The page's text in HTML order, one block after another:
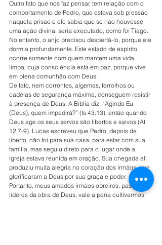
Outro fato que nos faz pensar, tem relação com o
comportamento de Pedro, que estava sob pressão
naquela prisão e ele sabia que se não houvesse
uma ação divina, seria executado, como foi Tiago.
No entanto, o anjo precisou despertá-lo, porque ele
dormia profundamente. Este estado de espírito
ocorre somente com quem mantem uma vida
limpa, cuja consciência está em paz, porque vive
em plena comunhão com Deus.
De fato, nem correntes, algemas, ferrolhos ou
cadeias de segurança máxima, conseguem resistir
à presença de Deus. A Bíblia diz: “Agindo Eu
(Deus), quem impedirá?” (Is 43.13), então quando
Deus age os seus servos são libertos e salvos (At
12.7-9). Lucas escreveu que Pedro, depois de
liberto, não foi para sua casa, para estar com sua
família, mas seguiu direto para o lugar onde a
Igreja estava reunida em oração. Sua chegada ali
produziu muita alegria no coração dos irmãos, que
glorificaram a Deus por sua graça e poder.
Portanto, meus amados irmãos obreiros, pastores e
líderes da obra de Deus, vale a pena cultivarmos